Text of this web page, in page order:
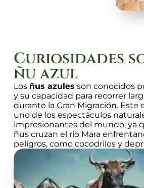
Curiosidades
ñu azul
Los ñus azules son conocidos
y su capacidad para recorrer
durante la Gran Migración. Este
uno de los espectáculos
impresionantes del mundo, ya
ñus cruzan el río Mara
peligros, como cocodrilos y